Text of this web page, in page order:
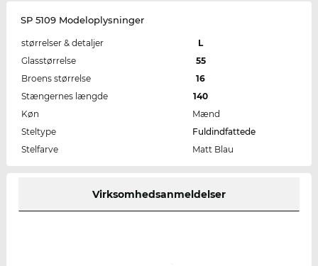
SP 5109 Modeloplysninger
størrelser & detaljer
L
Glasstørrelse
55
Broens størrelse
16
Stængernes længde
140
Køn
Mænd
Steltype
Fuldindfattede
Stelfarve
Matt Blau
Virksomhedsanmeldelser